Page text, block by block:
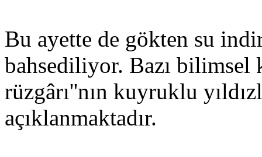
Bu ayette de gökten su
bahsediliyor. Bazı bilimsel
rüzgârı''nın kuyruklu
açıklanmaktadır.